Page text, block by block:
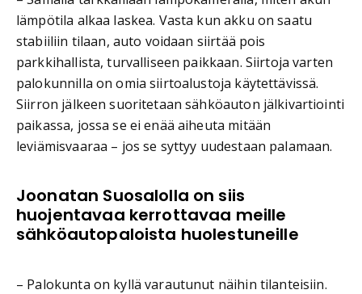
lämpötila alkaa laskea. Vasta kun akku on saatu
stabiiliin tilaan, auto voidaan siirtää pois
parkkihallista, turvalliseen paikkaan. Siirtoja varten
palokunnilla on omia siirtoalustoja käytettävissä.
Siirron jälkeen suoritetaan sähköauton jälkivartiointi
paikassa, jossa se ei enää aiheuta mitään
leviämisvaaraa – jos se syttyy uudestaan palamaan.
Joonatan Suosalolla on siis
huojentavaa kerrottavaa meille
sähköautopaloista huolestuneille
– Palokunta on kyllä varautunut näihin tilanteisiin.